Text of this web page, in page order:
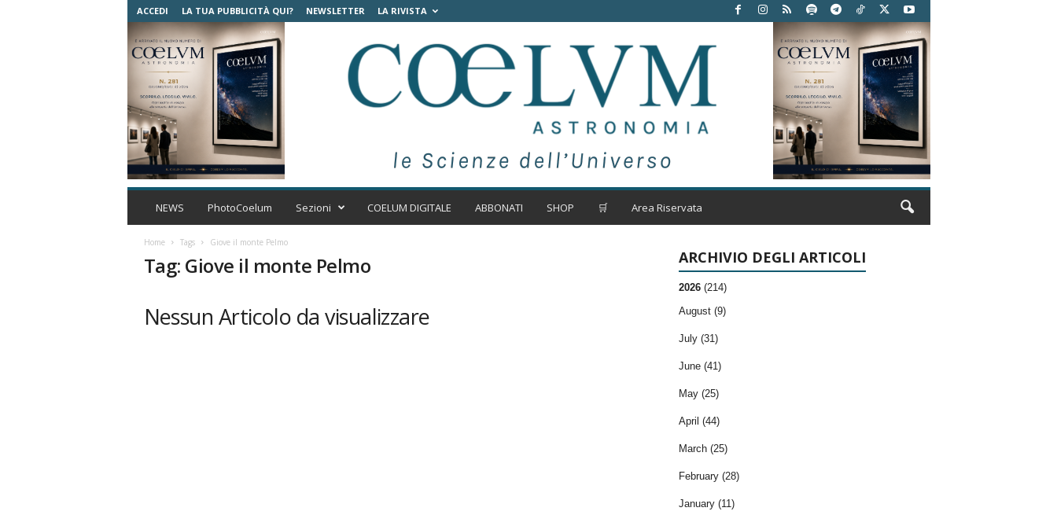
ACCEDI LA TUA PUBBLICITÀ QUI? NEWSLETTER LA RIVISTA
C
m
t
NEWS PhotoCoelum Sezioni COELUM DIGITALE ABBONATI SHOP 🛒 Area Riservata
Home Tags Giove il monte Pelmo
Tag: Giove il monte Pelmo
Nessun Articolo da visualizzare
ARCHIVIO DEGLI ARTICOLI
2026 (214)
August (9)
July (31)
June (41)
May (25)
April (44)
March (25)
February (28)
January (11)